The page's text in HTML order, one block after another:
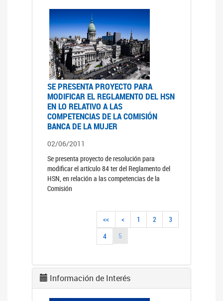
SE PRESENTA PROYECTO PARA
MODIFICAR EL REGLAMENTO DEL HSN
EN LO RELATIVO A LAS
COMPETENCIAS DE LA COMISIÓN
BANCA DE LA MUJER
02/06/2011
Se presenta proyecto de resolución para
modificar el artículo 84 ter del Reglamento del
HSN, en relación a las competencias de la
Comisión
<< < 1 2
3
4
5
Información de Interés